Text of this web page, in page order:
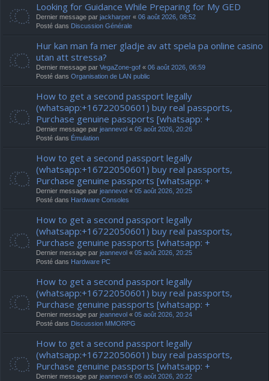
Looking for Guidance While Preparing for My GED
Dernier message par jackharper « 06 août 2026, 08:52
Posté dans Discussion Générale
Hur kan man fa mer gladje av att spela pa online casino
utan att stressa?
Dernier message par VegaZone-gof « 06 août 2026, 06:59
Posté dans Organisation de LAN public
How to get a second passport legally
(whatsapp:+16722050601) buy real passports,
Purchase genuine passports [whatsapp: +
Dernier message par jeannevol « 05 août 2026, 20:26
Posté dans Émulation
How to get a second passport legally
(whatsapp:+16722050601) buy real passports,
Purchase genuine passports [whatsapp: +
Dernier message par jeannevol « 05 août 2026, 20:25
Posté dans Hardware Consoles
How to get a second passport legally
(whatsapp:+16722050601) buy real passports,
Purchase genuine passports [whatsapp: +
Dernier message par jeannevol « 05 août 2026, 20:25
Posté dans Hardware PC
How to get a second passport legally
(whatsapp:+16722050601) buy real passports,
Purchase genuine passports [whatsapp: +
Dernier message par jeannevol « 05 août 2026, 20:24
Posté dans Discussion MMORPG
How to get a second passport legally
(whatsapp:+16722050601) buy real passports,
Purchase genuine passports [whatsapp: +
Dernier message par jeannevol « 05 août 2026, 20:22